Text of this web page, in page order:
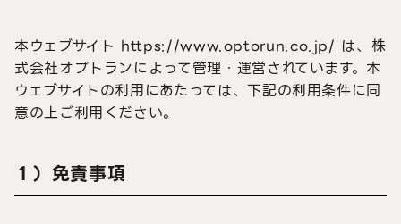
本ウェブサイト https://www.optorun.co.jp/ は、株
式会社オプトランによって管理・運営されています。本
ウェブサイトの利用にあたっては、下記の利用条件に同
意の上ご利用ください。
１）免責事項